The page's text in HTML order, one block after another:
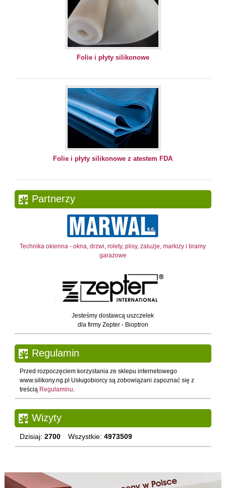
Folie i płyty silikonowe
Folie i płyty silikonowe z atestem FDA
Partnerzy
Technika okienna - okna, drzwi, rolety, plisy, żaluzje, markizy i bramy
garażowe
Jesteśmy dostawcą uszczelek
dla firmy Zepter - Bioptron
Regulamin
Przed rozpoczęciem korzystania ze sklepu internetowego
www.silikony.ng.pl Usługobiorcy są zobowiązani zapoznać się z
treścią Regulaminu.
Wizyty
Dzisiaj: 2700 Wszystkie: 4973509